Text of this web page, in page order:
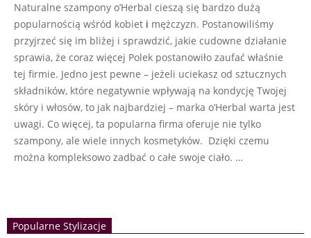
Naturalne szampony o’Herbal cieszą się bardzo dużą
popularnością wśród kobiet i mężczyzn. Postanowiliśmy
przyjrzeć się im bliżej i sprawdzić, jakie cudowne działanie
sprawia, że coraz więcej Polek postanowiło zaufać właśnie
tej firmie. Jedno jest pewne – jeżeli uciekasz od sztucznych
składników, które negatywnie wpływają na kondycję Twojej
skóry i włosów, to jak najbardziej – marka o’Herbal warta jest
uwagi. Co więcej, ta popularna firma oferuje nie tylko
szampony, ale wiele innych kosmetyków. Dzięki czemu
można kompleksowo zadbać o całe swoje ciało. …
Popularne Stylizacje